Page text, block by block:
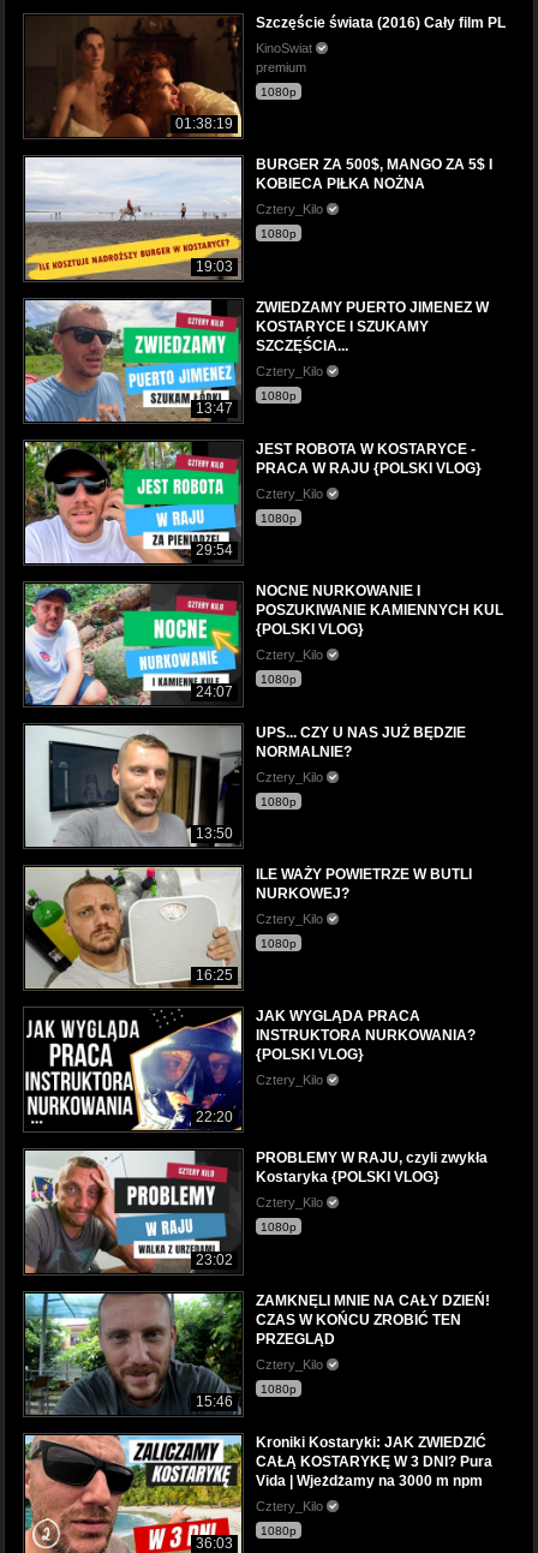
01:38:19
Szczęście świata (2016) Cały film PL
KinoSwiat
premium
1080p
19:03
BURGER ZA 500$, MANGO ZA 5$ I
KOBIECA PIŁKA NOŻNA
Cztery_Kilo
1080p
13:47
ZWIEDZAMY PUERTO JIMENEZ W
KOSTARYCE I SZUKAMY
SZCZĘŚCIA...
Cztery_Kilo
1080p
29:54
JEST ROBOTA W KOSTARYCE -
PRACA W RAJU {POLSKI VLOG}
Cztery_Kilo
1080p
24:07
NOCNE NURKOWANIE I
POSZUKIWANIE KAMIENNYCH KUL
{POLSKI VLOG}
Cztery_Kilo
1080p
13:50
UPS... CZY U NAS JUŻ BĘDZIE
NORMALNIE?
Cztery_Kilo
1080p
16:25
ILE WAŻY POWIETRZE W BUTLI
NURKOWEJ?
Cztery_Kilo
1080p
22:20
JAK WYGLĄDA PRACA
INSTRUKTORA NURKOWANIA?
{POLSKI VLOG}
Cztery_Kilo
23:02
PROBLEMY W RAJU, czyli zwykła
Kostaryka {POLSKI VLOG}
Cztery_Kilo
1080p
15:46
ZAMKNĘLI MNIE NA CAŁY DZIEŃ!
CZAS W KOŃCU ZROBIĆ TEN
PRZEGLĄD
Cztery_Kilo
1080p
36:03
Kroniki Kostaryki: JAK ZWIEDZIĆ
CAŁĄ KOSTARYKĘ W 3 DNI? Pura
Vida | Wjeżdżamy na 3000 m npm
Cztery_Kilo
1080p